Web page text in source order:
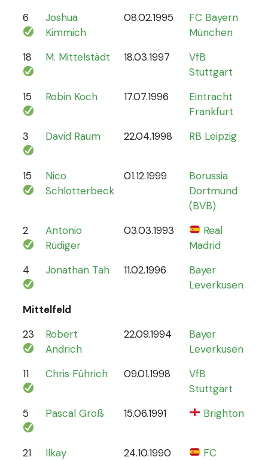
6
Joshua
Kimmich
08.02.1995
FC Bayern
München
18 M. Mittelstädt 18.03.1997
VfB
Stuttgart
15 Robin Koch 17.07.1996
Eintracht
Frankfurt
3 David Raum 22.04.1998 RB Leipzig
15
Nico
Schlotterbeck
01.12.1999
Borussia
Dortmund
(BVB)
2
Antonio
Rüdiger
03.03.1993
Real
Madrid
4 Jonathan Tah 11.02.1996
Bayer
Leverkusen
Mittelfeld
23
Robert
Andrich
22.09.1994
Bayer
Leverkusen
11 Chris Führich 09.01.1998
VfB
Stuttgart
5 Pascal Groß 15.06.1991 Brighton
21
Ilkay
24.10.1990
FC